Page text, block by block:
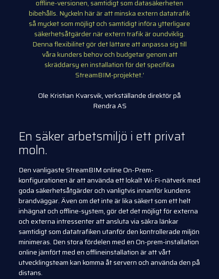
offline-versionen, samtidigt som datasäkerheten
bibehålls. Nyckeln här är att minska extern datatrafik
så mycket som möjligt och samtidigt införa ytterligare
säkerhetsåtgärder när extern trafik är oundviklig.
Denna flexibilitet gör det lättare att anpassa sig till
våra kunders behov och budgetar genom att
skräddarsy en installation för det specifika
StreamBIM-projektet.’
Ole Kristian Kvarsvik, verkställande direktör på
Rendra AS
En säker arbetsmiljö i ett privat
moln.
Den vanligaste StreamBIM online On-Prem-
konfigurationen är att använda ett lokalt Wi-Fi-nätverk med
goda säkerhetsåtgärder och vanligtvis innanför kundens
brandväggar. Även om det inte är lika säkert som ett helt
inhägnat och offline-system, gör det det möjligt för externa
och externa intressenter att ansluta via säkra länkar
samtidigt som datatrafiken utanför den kontrollerade miljön
minimeras. Den stora fördelen med en On-prem-installation
online jämfört med en offlineinstallation är att vårt
utvecklingsteam kan komma åt servern och använda den på
distans.